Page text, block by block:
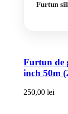
Furtun
Furtun de
inch 50m
250,00 lei